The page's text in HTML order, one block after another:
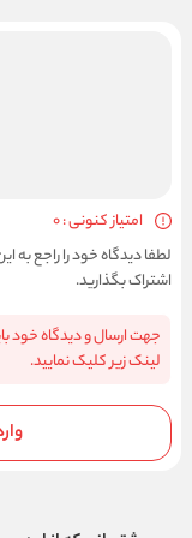
امتیاز کنونی : 0
لطفا دیدگاه خود را راجع به
اشتراک بگذارید.
جهت ارسال و دیدگاه خود
لینک زیر کلیک نمایید.